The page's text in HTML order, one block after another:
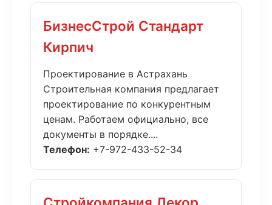
БизнесСтрой Стандарт
Кирпич
Проектирование в Астрахань
Строительная компания предлагает
проектирование по конкурентным
ценам. Работаем официально, все
документы в порядке....
Телефон: +7-972-433-52-34